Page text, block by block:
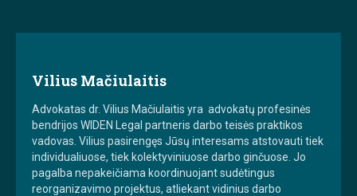
Vilius Mačiulaitis
Advokatas dr. Vilius Mačiulaitis yra advokatų profesinės
bendrijos WIDEN Legal partneris darbo teisės praktikos
vadovas. Vilius pasirengęs Jūsų interesams atstovauti tiek
individualiuose, tiek kolektyviniuose darbo ginčuose. Jo
pagalba nepakeičiama koordinuojant sudėtingus
reorganizavimo projektus, atliekant vidinius darbo